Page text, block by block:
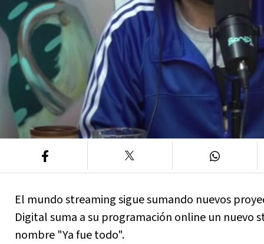
El mundo streaming sigue sumando nuevos
Digital suma a su programación online un nuevo
nombre "Ya fue todo".